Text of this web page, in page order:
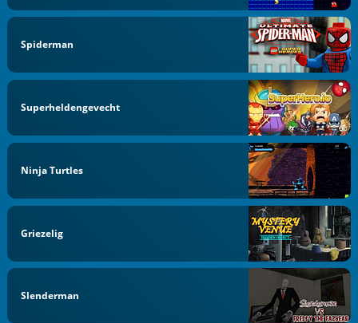
Spiderman
Superheldengevecht
Ninja Turtles
Griezelig
Slenderman